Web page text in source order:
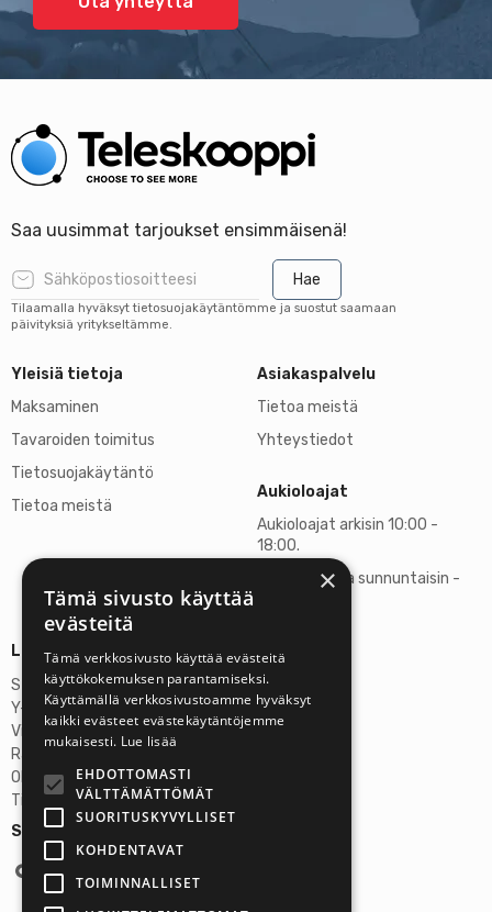
Saa uusimmat tarjoukset ensimmäisenä!
Hae
Tilaamalla hyväksyt tietosuojakäytäntömme ja suostut saamaan
päivityksiä yritykseltämme.
Yleisiä tietoja
Maksaminen
Tavaroiden toimitus
Tietosuojakäytäntö
Tietoa meistä
Asiakaspalvelu
Tietoa meistä
Yhteystiedot
Aukioloajat
Aukioloajat arkisin 10:00 -
18:00.
Lauantaisin ja sunnuntaisin -
Seuraa meitä:
Lisätietoja
Stardust Finland Oy
Y-tunnus: 2972445-9
Virallinen osoite
Rantatie 37 C75, 33250 Tampere
OP Tampere
Tilinumero FI6357300820922629
×
Tämä sivusto käyttää
evästeitä
Tämä verkkosivusto käyttää evästeitä
käyttökokemuksen parantamiseksi.
Käyttämällä verkkosivustoamme hyväksyt
kaikki evästeet evästekäytäntöjemme
mukaisesti. Lue lisää
EHDOTTOMASTI
VÄLTTÄMÄTTÖMÄT
SUORITUSKYVYLLISET
KOHDENTAVAT
TOIMINNALLISET